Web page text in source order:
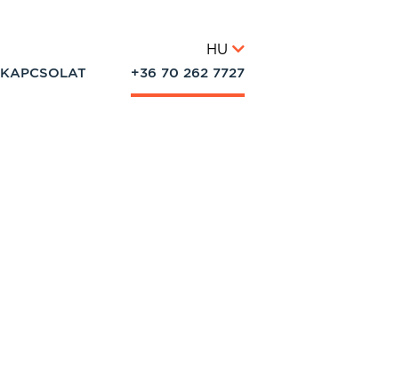
HU
KAPCSOLAT +36 70 262 7727